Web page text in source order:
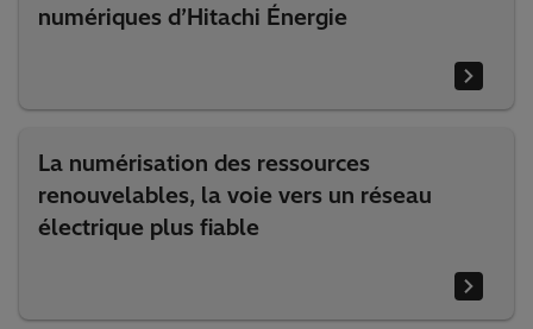
numériques d’Hitachi Énergie
La numérisation des ressources
renouvelables, la voie vers un réseau
électrique plus fiable